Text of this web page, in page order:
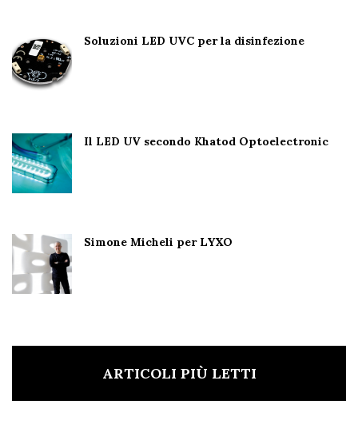
Soluzioni LED UVC per la disinfezione
Il LED UV secondo Khatod Optoelectronic
Simone Micheli per LYXO
ARTICOLI PIÙ LETTI